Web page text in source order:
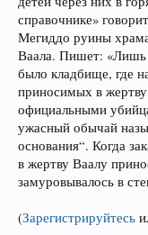
справочнике»
Мегиддо руины
Ваала. Пишет: «Лишь
было кладбище, где
приносимых в
официальными
ужасный обычай
основания“. Когда
в жертву Ваалу
замуровывалось в
(Зарегистрируйтесь